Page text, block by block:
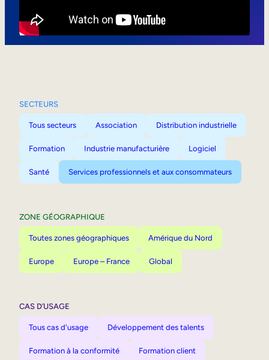
SECTEURS
Tous secteurs Association Distribution industrielle
Formation Industrie manufacturière Logiciel
Santé Services professionnels et aux consommateurs
ZONE GÉOGRAPHIQUE
Toutes zones géographiques Amérique du Nord
Europe Europe – France Global
CAS D’USAGE
Tous cas d'usage Développement des talents
Formation à la conformité Formation client